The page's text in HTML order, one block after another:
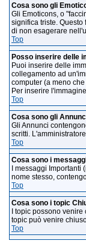
Cosa sono gli
Gli Emoticons, o
significa triste.
di non esagerare
Top
Posso inserire delle
Puoi inserire delle
collegamento ad
computer (a meno
Per inserire
Top
Cosa sono gli
Gli Annunci
scritti.
Top
Cosa sono i
I messaggi
nome stesso,
Top
Cosa sono i topic
I topic possono
topic può venire
Top